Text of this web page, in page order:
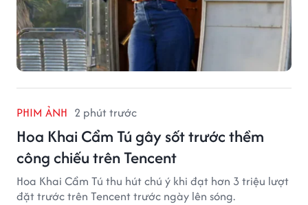
PHIM ẢNH 2 phút trước
Hoa Khai Cẩm Tú gây sốt trước thềm
công chiếu trên Tencent
Hoa Khai Cẩm Tú thu hút chú ý khi đạt hơn 3 triệu lượt
đặt trước trên Tencent trước ngày lên sóng.